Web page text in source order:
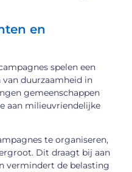
en
spelen een
duurzaamheid in
gemeenschappen
aan milieuvriendelijke
te organiseren,
Dit draagt bij aan
vermindert de belasting